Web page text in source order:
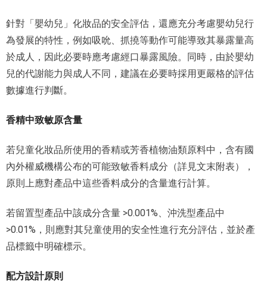
針對「嬰幼兒」化妝品的安全評估，還應充分考慮嬰幼兒行
為發展的特性，例如吸吮、抓撓等動作可能導致其暴露量高
於成人，因此必要時應考慮經口暴露風險。同時，由於嬰幼
兒的代謝能力與成人不同，建議在必要時採用更嚴格的評估
數據進行判斷。
香精中致敏原含量
若兒童化妝品所使用的香精或芳香植物油類原料中，含有國
內外權威機構公布的可能致敏香料成分（詳見文末附表），
原則上應對產品中這些香料成分的含量進行計算。
若留置型產品中該成分含量 >0.001%、沖洗型產品中
>0.01%，則應對其兒童使用的安全性進行充分評估，並於產
品標籤中明確標示。
配方設計原則